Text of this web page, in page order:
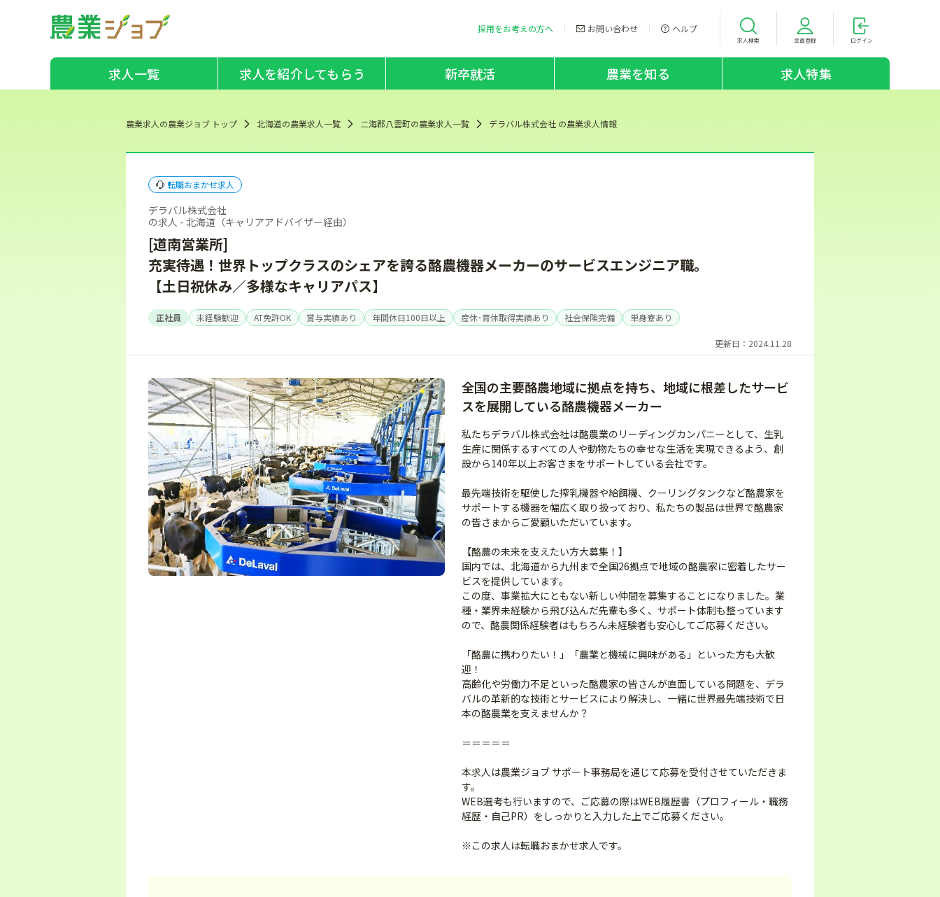
採用をお考えの方へ お問い合わせ ヘルプ
求人検索 会員登録 ログイン
求人一覧 求人を紹介してもらう 新卒就活 農業を知る 求人特集
農業求人の農業ジョブ トップ 北海道の農業求人一覧 二海郡八雲町の農業求人一覧 デラバル株式会社 の農業求人情報
転職おまかせ求人
デラバル株式会社
の求人 - 北海道（キャリアアドバイザー経由）
[道南営業所]
充実待遇！世界トップクラスのシェアを誇る酪農機器メーカーのサービスエンジニア職。
【土日祝休み／多様なキャリアパス】
正社員 未経験歓迎 AT免許OK 賞与実績あり 年間休日100日以上 産休･育休取得実績あり 社会保険完備 単身寮あり
更新日：2024.11.28
全国の主要酪農地域に拠点を持ち、地域に根差したサービ
スを展開している酪農機器メーカー
私たちデラバル株式会社は酪農業のリーディングカンパニーとして、生乳
生産に関係するすべての人や動物たちの幸せな生活を実現できるよう、創
設から140年以上お客さまをサポートしている会社です。
最先端技術を駆使した搾乳機器や給餌機、クーリングタンクなど酪農家を
サポートする機器を幅広く取り扱っており、私たちの製品は世界で酪農家
の皆さまからご愛顧いただいています。
【酪農の未来を支えたい方大募集！】
国内では、北海道から九州まで全国26拠点で地域の酪農家に密着したサー
ビスを提供しています。
この度、事業拡大にともない新しい仲間を募集することになりました。業
種・業界未経験から飛び込んだ先輩も多く、サポート体制も整っています
ので、酪農関係経験者はもちろん未経験者も安心してご応募ください。
「酪農に携わりたい！」「農業と機械に興味がある」といった方も大歓
迎！
高齢化や労働力不足といった酪農家の皆さんが直面している問題を、デラ
バルの革新的な技術とサービスにより解決し、一緒に世界最先端技術で日
本の酪農業を支えませんか？
＝＝＝＝＝
本求人は農業ジョブ サポート事務局を通じて応募を受付させていただきま
す。
WEB選考も行いますので、ご応募の際はWEB履歴書（プロフィール・職務
経歴・自己PR）をしっかりと入力した上でご応募ください。
※この求人は転職おまかせ求人です。